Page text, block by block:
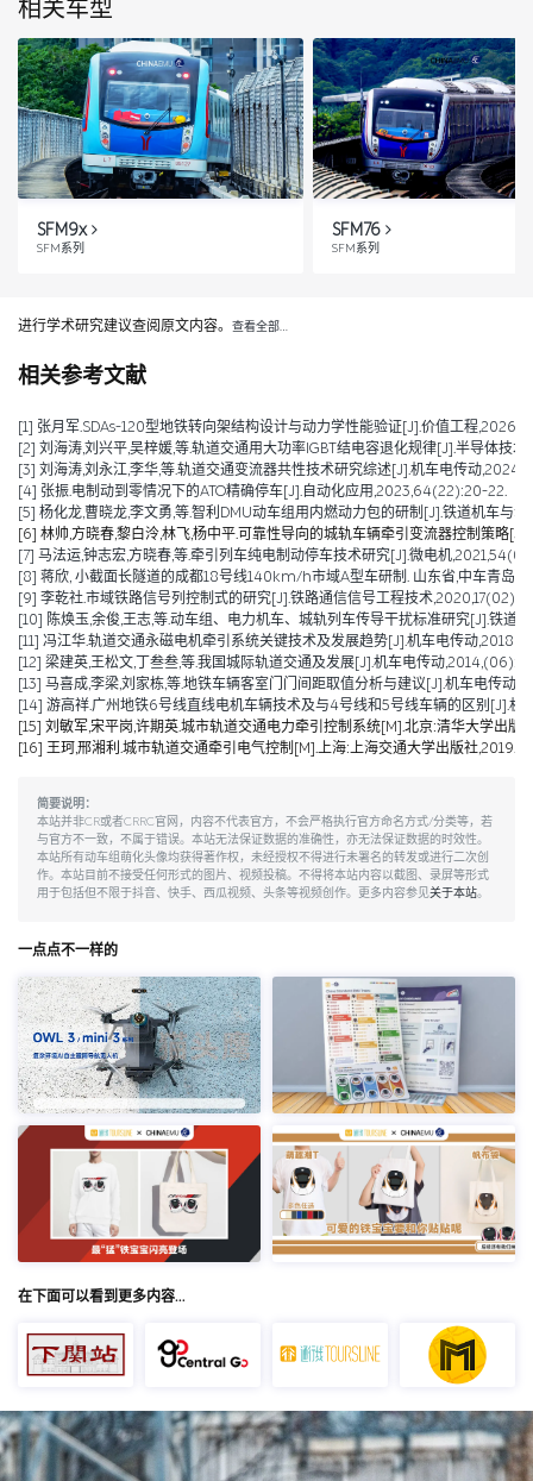
相关车型
SFM9x
SFM系列
SFM76
SFM系列
进行学术研究建议查阅原文内容。 查看全部…
相关参考文献
[1] 张月军.SDAs-120型地铁转向架结构设计与动力学性能验证[J].价值工程
[2] 刘海涛,刘兴平,吴梓媛,等.轨道交通用大功率IGBT结电容退化规律[J].半导体技
[3] 刘海涛,刘永江,李华,等.轨道交通变流器共性技术研究综述[J].机车电传动
[4] 张振.电制动到零情况下的ATO精确停车[J].自动化应用,2023,64(22):20-22.
[5] 杨化龙,曹晓龙,李文勇,等.智利DMU动车组用内燃动力包的研制[J].铁道机车与
[6] 林帅,方晓春,黎白泠,林飞,杨中平.可靠性导向的城轨车辆牵引变流器控制策略
[7] 马法运,钟志宏,方晓春,等.牵引列车纯电制动停车技术研究[J].微电机
[8] 蒋欣, 小截面长隧道的成都18号线140km/h市域A型车研制. 山东省,中车青岛
[9] 李乾社.市域铁路信号列控制式的研究[J].铁路通信信号工程技术
[10] 陈焕玉,余俊,王志,等.动车组、电力机车、城轨列车传导干扰标准研究[J].铁道
[11] 冯江华.轨道交通永磁电机牵引系统关键技术及发展趋势[J].机车电传动
[12] 梁建英,王松文,丁叁叁,等.我国城际轨道交通及发展[J].机车电传动
[13] 马喜成,李梁,刘家栋,等.地铁车辆客室门门间距取值分析与建议[J].机车电传动
[14] 游高祥.广州地铁6号线直线电机车辆技术及与4号线和5号线车辆的区别[J].
[15] 刘敏军,宋平岗,许期英.城市轨道交通电力牵引控制系统[M].北京:清华大学出版
[16] 王珂,邢湘利.城市轨道交通牵引电气控制[M].上海:上海交通大学出版社,2019.
简要说明：
本站并非CR或者CRRC官网，内容不代表官方，不会严格执行官方命名方式/分类等，若
与官方不一致，不属于错误。本站无法保证数据的准确性，亦无法保证数据的时效性。
本站所有动车组萌化头像均获得著作权，未经授权不得进行未署名的转发或进行二次创
作。本站目前不接受任何形式的图片、视频投稿。不得将本站内容以截图、录屏等形式
用于包括但不限于抖音、快手、西瓜视频、头条等视频创作。更多内容参见关于本站。
一点点不一样的
在下面可以看到更多内容…